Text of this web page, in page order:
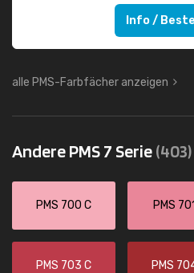
Info /
alle PMS-Farbfächer anzeigen
Andere PMS 7 Serie(403)
PMS 700 C PMS
PMS 703 C PMS